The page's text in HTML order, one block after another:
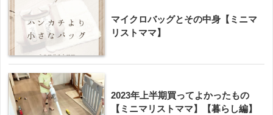
マイクロバッグとその中身【ミニマ
リストママ】
2023年上半期買ってよかったもの
【ミニマリストママ】【暮らし編】